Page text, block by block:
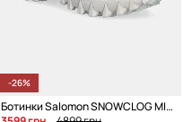
-26%
Ботинки Salomon SNOWCLOG MID